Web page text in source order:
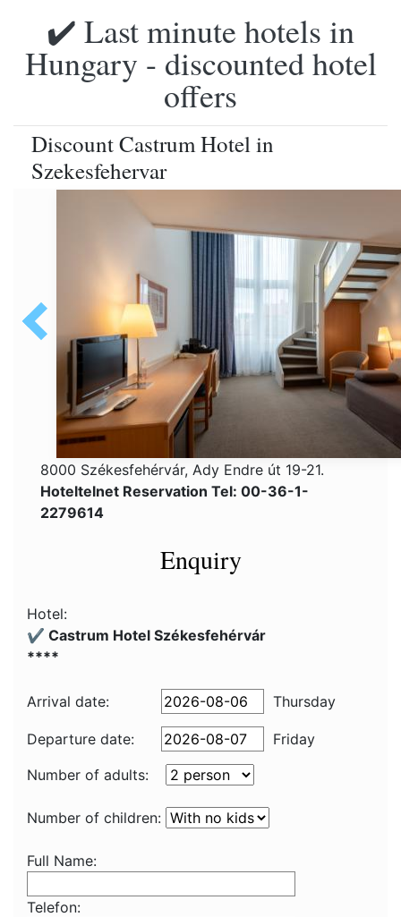
✔️ Last minute hotels in
Hungary - discounted hotel
offers
Discount Castrum Hotel in
Szekesfehervar
8000 Székesfehérvár, Ady Endre út 19-21.
Hoteltelnet Reservation Tel: 00-36-1-
2279614
Enquiry
Hotel:
✔️ Castrum Hotel Székesfehérvár
****
Arrival date: Thursday
Departure date:
Friday
Number of adults:
Number of children:
Full Name:
Telefon: